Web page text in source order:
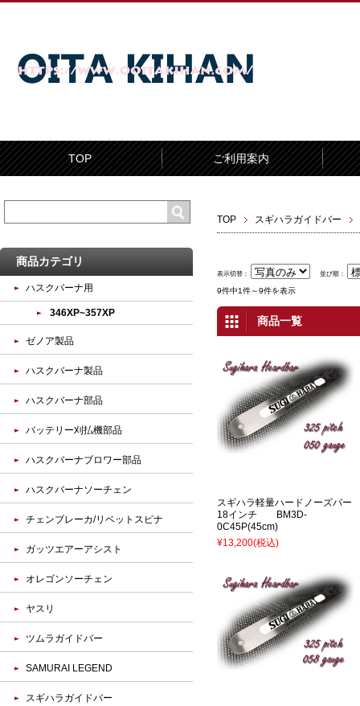
TOP ご利用案内
TOP スギハラガイドバー
表示切替： 並び順：
9件中1件～9件を表示
商品一覧
スギハラ軽量ハードノーズバー
18インチ BM3D-
0C45P(45cm)
¥13,200(税込)
商品カテゴリ
ハスクバーナ用
346XP~357XP
ゼノア製品
ハスクバーナ製品
ハスクバーナ部品
バッテリー刈払機部品
ハスクバーナブロワー部品
ハスクバーナソーチェン
チェンブレーカ/リベットスピナ
ガッツエアーアシスト
オレゴンソーチェン
ヤスリ
ツムラガイドバー
SAMURAI LEGEND
スギハラガイドバー